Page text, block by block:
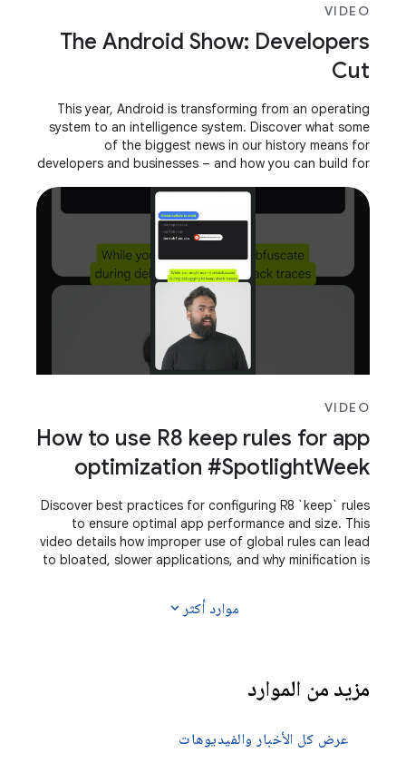
VIDEO
The Android Show: Developers
Cut
This year, Android is transforming from an operating
system to an intelligence system. Discover what some
of the biggest news in our history means for
developers and businesses – and how you can build for
VIDEO
How to use R8 keep rules for app
optimization #SpotlightWeek
Discover best practices for configuring R8 `keep` rules
to ensure optimal app performance and size. This
video details how improper use of global rules can lead
to bloated, slower applications, and why minification is
موارد أكثر expand_more
مزيد من الموارد
عرض كل الأخبار والفيديوهات